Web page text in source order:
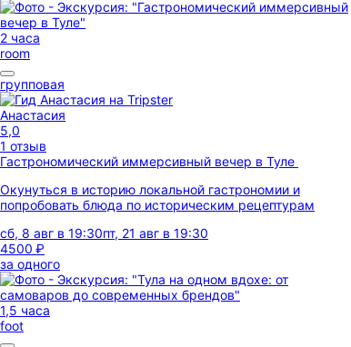
2 часа
room
групповая
Анастасия
5,0
1 отзыв
Гастрономический иммерсивный вечер в Туле
Окунуться в историю локальной гастрономии и
попробовать блюда по историческим рецептурам
сб, 8 авг в 19:30пт, 21 авг в 19:30
4500 ₽
за одного
1,5 часа
foot